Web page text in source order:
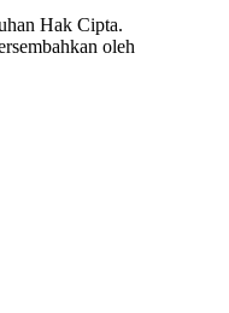
Hak Cipta.
oleh